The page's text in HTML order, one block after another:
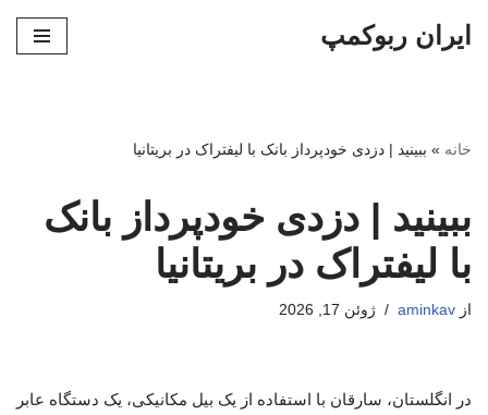
ایران ربوکمپ
خانه » ببینید | دزدی خودپرداز بانک با لیفتراک در بریتانیا
ببینید | دزدی خودپرداز بانک
با لیفتراک در بریتانیا
از aminkav ژوئن 17, 2026
در انگلستان، سارقان با استفاده از یک بیل مکانیکی، یک دستگاه عابر